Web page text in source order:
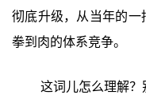
彻底升级，从当年的一
拳到肉的体系竞争。
这词儿怎么理解？